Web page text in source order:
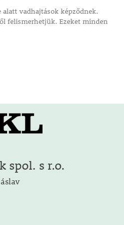
vadhajtások képződnek.
felismerhetjük. Ezeket minden
spol. s r.o.